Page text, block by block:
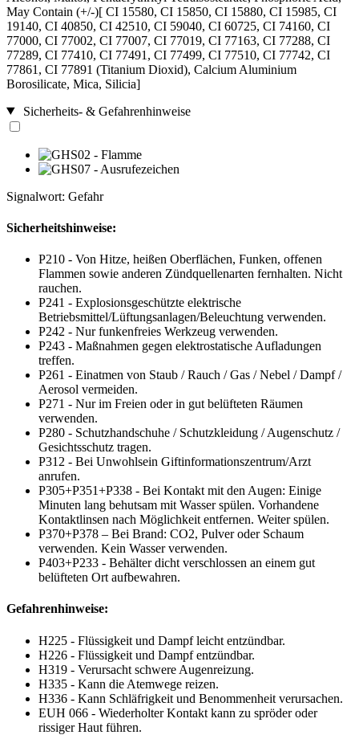
May Contain (+/-)[ CI 15580, CI 15850, CI 15880, CI 15985, CI
19140, CI 40850, CI 42510, CI 59040, CI 60725, CI 74160, CI
77000, CI 77002, CI 77007, CI 77019, CI 77163, CI 77288, CI
77289, CI 77410, CI 77491, CI 77499, CI 77510, CI 77742, CI
77861, CI 77891 (Titanium Dioxid), Calcium Aluminium
Borosilicate, Mica, Silicia]
Sicherheits- & Gefahrenhinweise
Signalwort: Gefahr
Sicherheitshinweise:
P210 - Von Hitze, heißen Oberflächen, Funken, offenen
Flammen sowie anderen Zündquellenarten fernhalten. Nicht
rauchen.
P241 - Explosionsgeschützte elektrische
Betriebsmittel/Lüftungsanlagen/Beleuchtung verwenden.
P242 - Nur funkenfreies Werkzeug verwenden.
P243 - Maßnahmen gegen elektrostatische Aufladungen
treffen.
P261 - Einatmen von Staub / Rauch / Gas / Nebel / Dampf /
Aerosol vermeiden.
P271 - Nur im Freien oder in gut belüfteten Räumen
verwenden.
P280 - Schutzhandschuhe / Schutzkleidung / Augenschutz /
Gesichtsschutz tragen.
P312 - Bei Unwohlsein Giftinformationszentrum/Arzt
anrufen.
P305+P351+P338 - Bei Kontakt mit den Augen: Einige
Minuten lang behutsam mit Wasser spülen. Vorhandene
Kontaktlinsen nach Möglichkeit entfernen. Weiter spülen.
P370+P378 – Bei Brand: CO2, Pulver oder Schaum
verwenden. Kein Wasser verwenden.
P403+P233 - Behälter dicht verschlossen an einem gut
belüfteten Ort aufbewahren.
Gefahrenhinweise:
H225 - Flüssigkeit und Dampf leicht entzündbar.
H226 - Flüssigkeit und Dampf entzündbar.
H319 - Verursacht schwere Augenreizung.
H335 - Kann die Atemwege reizen.
H336 - Kann Schläfrigkeit und Benommenheit verursachen.
EUH 066 - Wiederholter Kontakt kann zu spröder oder
rissiger Haut führen.